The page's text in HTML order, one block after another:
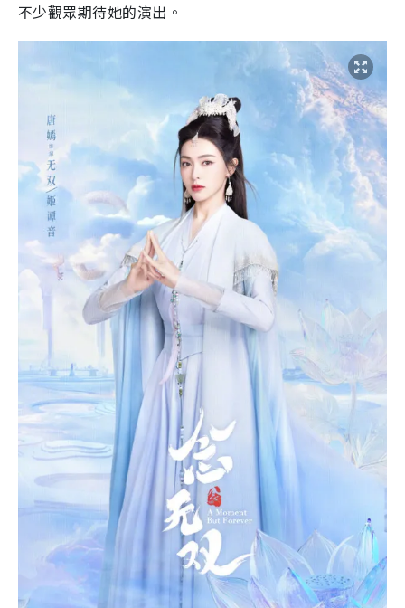
不少觀眾期待她的演出。